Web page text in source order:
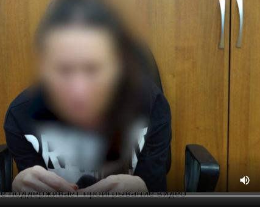
поддерживает проигрывание видео